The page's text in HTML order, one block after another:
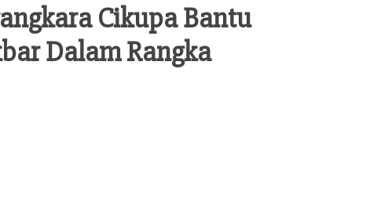
Cikupa Bantu
Dalam Rangka